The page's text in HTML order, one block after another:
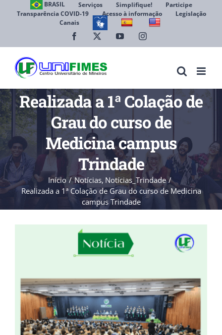
BRASIL Serviços Simplifique!
Participe
Transparência COVID-19
Acesso à informação
Legislação
Canais
Facebook YouTubeInstagram
Realizada a 1ª Colação de
Grau do curso de
Medicina campus
Trindade
Início Notícias Notícias_Trindade
Realizada a 1ª Colação de Grau do curso de Medicina
campus Trindade